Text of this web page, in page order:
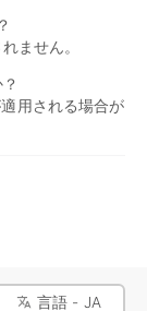
ません。
用される場合が
言語 - JA